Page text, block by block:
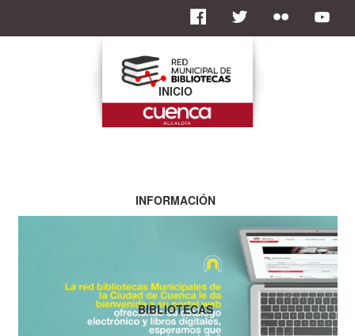
INICIO
INFORMACIÓN
BIBLIOTECAS